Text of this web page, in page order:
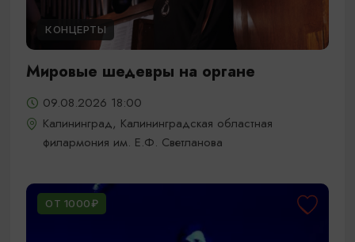
КОНЦЕРТЫ
Мировые шедевры на органе
09.08.2026 18:00
Калининград, Калининградская областная
филармония им. Е.Ф. Светланова
ОТ 1000₽